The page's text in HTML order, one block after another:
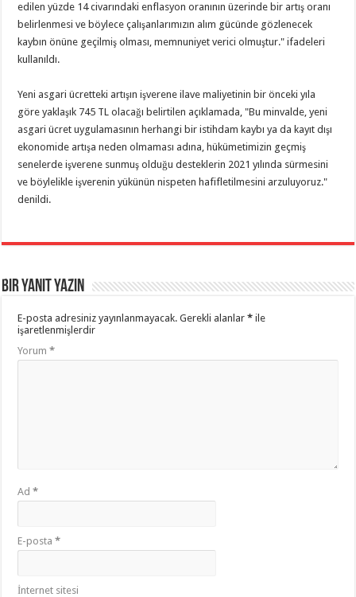
edilen yüzde 14 civarındaki enflasyon oranının üzerinde bir artış oranı
belirlenmesi ve böylece çalışanlarımızın alım gücünde gözlenecek
kaybın önüne geçilmiş olması, memnuniyet verici olmuştur." ifadeleri
kullanıldı.
Yeni asgari ücretteki artışın işverene ilave maliyetinin bir önceki yıla
göre yaklaşık 745 TL olacağı belirtilen açıklamada, "Bu minvalde, yeni
asgari ücret uygulamasının herhangi bir istihdam kaybı ya da kayıt dışı
ekonomide artışa neden olmaması adına, hükümetimizin geçmiş
senelerde işverene sunmuş olduğu desteklerin 2021 yılında sürmesini
ve böylelikle işverenin yükünün nispeten hafifletilmesini arzuluyoruz."
denildi.
Bir yanıt yazın
E-posta adresiniz yayınlanmayacak. Gerekli alanlar* ile
işaretlenmişlerdir
Yorum*
Ad*
E-posta*
İnternet sitesi